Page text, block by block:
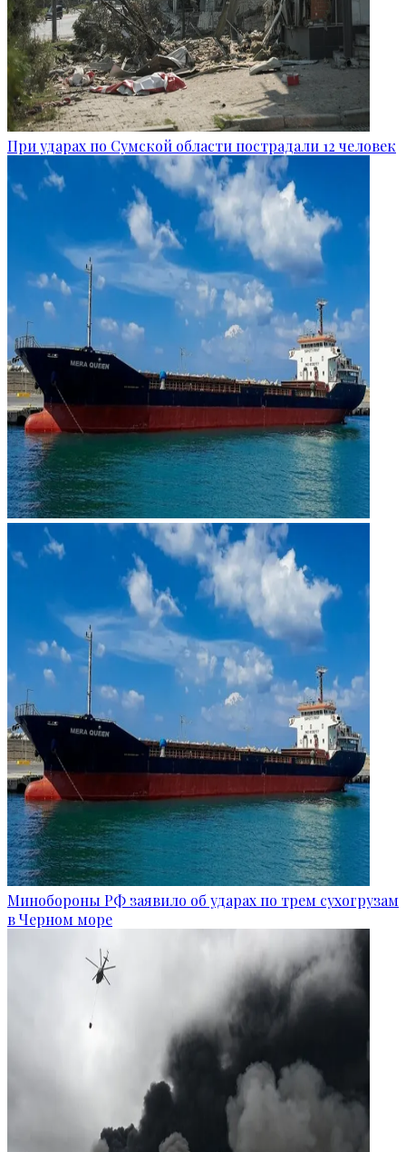
При ударах по Сумской области пострадали 12 человек
Минобороны РФ заявило об ударах по трем сухогрузам
в Черном море